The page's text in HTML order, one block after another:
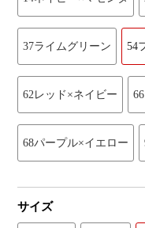
37ライムグリーン 54
62レッド×ネイビー
68パープル×イエロー
サイズ